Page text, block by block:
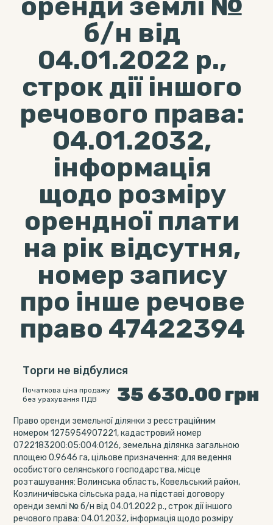
б/н від
04.01.2022 р.,
строк дії іншого
речового права:
04.01.2032,
інформація
щодо розміру
орендної плати
на рік відсутня,
номер запису
про інше речове
право 47422394
Торги не відбулися
Початкова ціна продажу
без урахування ПДВ
35 630.00 грн
Право оренди земельної ділянки з реєстраційним
номером 1275954907221, кадастровий номер
0722183200:05:004:0126, земельна ділянка загальною
площею 0.9646 га, цільове призначення: для ведення
особистого селянського господарства, місце
розташування: Волинська область, Ковельський район,
Козлиничівська сільська рада, на підставі договору
оренди землі № б/н від 04.01.2022 р., строк дії іншого
речового права: 04.01.2032, інформація щодо розміру